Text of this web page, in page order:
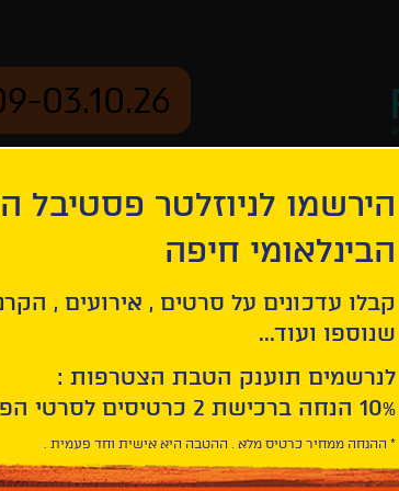
03.10.26
עמוד השדרה של הלילה
הירשמו לניוזלטר פסטיבל
הבינלאומי חיפה
קבלו עדכונים על סרטים , אירועים ,
שנוספו ועוד...
לנרשמים תוענק הטבת הצטרפות :
10% הנחה ברכישת 2 כרטיסים לסרטי הפסטיבל .
* ההנחה ממחיר כרטיס מלא . ההטבה היא אישית וחד פעמית .